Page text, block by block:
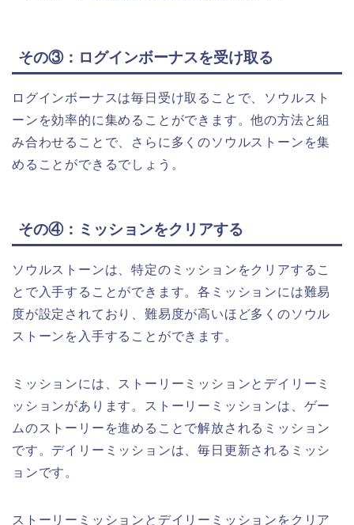
その③：ログインボーナスを受け取る
ログインボーナスは毎日受け取ることで、ソウルスト
ーンを効率的に集めることができます。他の方法と組
み合わせることで、さらに多くのソウルストーンを集
めることができるでしょう。
その④：ミッションをクリアする
ソウルストーンは、特定のミッションをクリアするこ
とで入手することができます。各ミッションには難易
度が設定されており、難易度が高いほど多くのソウル
ストーンを入手することができます。
ミッションには、ストーリーミッションとデイリーミ
ッションがあります。ストーリーミッションは、ゲー
ムのストーリーを進めることで解放されるミッション
です。デイリーミッションは、毎日更新されるミッシ
ョンです。
ストーリーミッションとデイリーミッションをクリア